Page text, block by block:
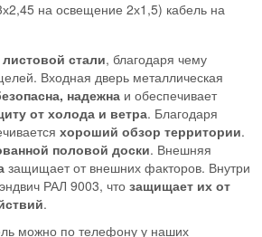
на освещение 2х1,5) кабель на
листовой стали, благодаря чему
Входная дверь металлическая
надежна и обеспечивает
от холода и ветра. Благодаря
хороший обзор территории.
половой доски. Внешняя
защищает от внешних факторов. Внутри
РАЛ 9003, что защищает их от
.
можно по телефону у наших